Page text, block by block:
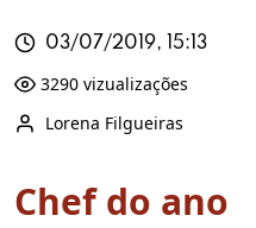
03/07/2019, 15:13
3290 vizualizações
Lorena Filgueiras
Chef do ano